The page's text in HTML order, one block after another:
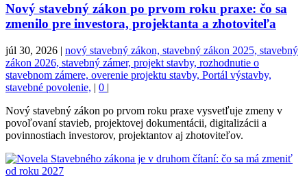
Nový stavebný zákon po prvom roku praxe: čo sa
zmenilo pre investora, projektanta a zhotoviteľa
júl 30, 2026 | nový stavebný zákon, stavebný zákon 2025, stavebný
zákon 2026, stavebný zámer, projekt stavby, rozhodnutie o
stavebnom zámere, overenie projektu stavby, Portál výstavby,
stavebné povolenie, | 0 |
Nový stavebný zákon po prvom roku praxe vysvetľuje zmeny v
povoľovaní stavieb, projektovej dokumentácii, digitalizácii a
povinnostiach investorov, projektantov aj zhotoviteľov.